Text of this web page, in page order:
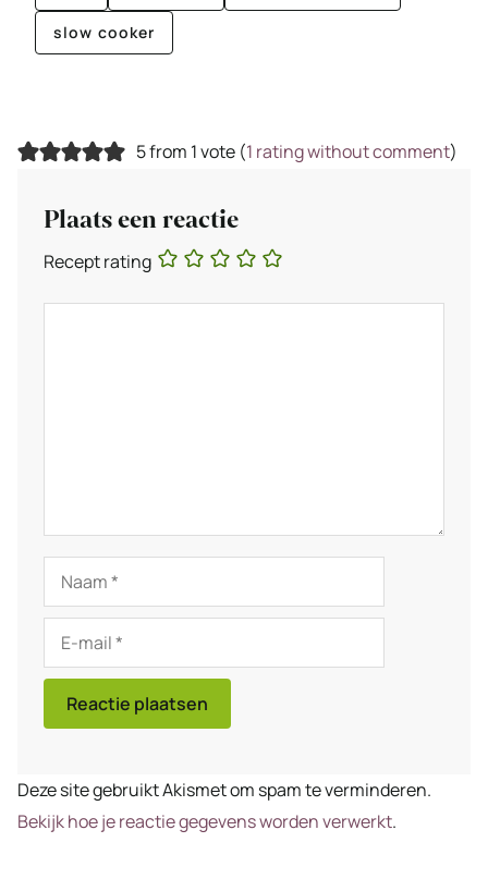
slow cooker
5 from 1 vote (1 rating without comment)
Plaats een reactie
Recept rating
Naam
mail
Deze site gebruikt Akismet om spam te verminderen.
Bekijk hoe je reactie gegevens worden verwerkt.